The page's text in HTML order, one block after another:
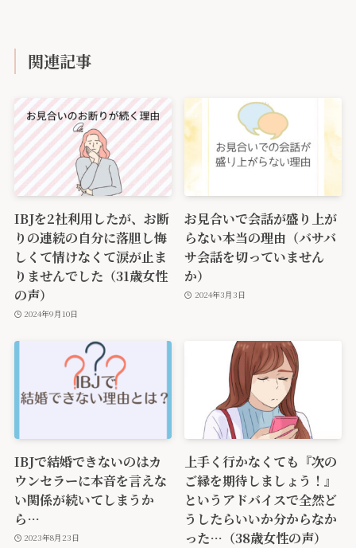
関連記事
IBJを2社利用したが、お断
りの連続の自分に落胆し悔
しくて情けなくて涙が止ま
りませんでした（31歳女性
の声）
2024年9月10日
お見合いで会話が盛り上が
らない本当の理由（バサバ
サ会話を切っていません
か）
2024年3月3日
IBJで結婚できないのはカ
ウンセラーに本音を言えな
い関係が続いてしまうか
ら…
2023年8月23日
上手く行かなくても『次の
ご縁を期待しましょう！』
というアドバイスで全然ど
うしたらいいか分からなか
った…（38歳女性の声）